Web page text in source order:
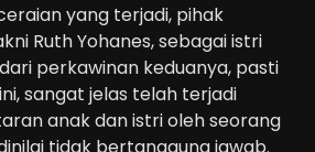
yang terjadi, pihak
Ruth Yohanes, sebagai istri
perkawinan keduanya, pasti
sangat jelas telah terjadi
anak dan istri oleh seorang
tidak bertanggung jawab.